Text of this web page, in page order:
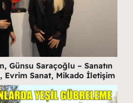
Günsu Saraçoğlu – Sanatın
Evrim Sanat, Mikado İletişim